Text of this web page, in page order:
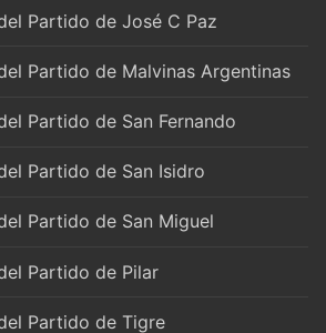
Partido de José C Paz
Partido de Malvinas Argentinas
Partido de San Fernando
Partido de San Isidro
Partido de San Miguel
Partido de Pilar
Partido de Tigre